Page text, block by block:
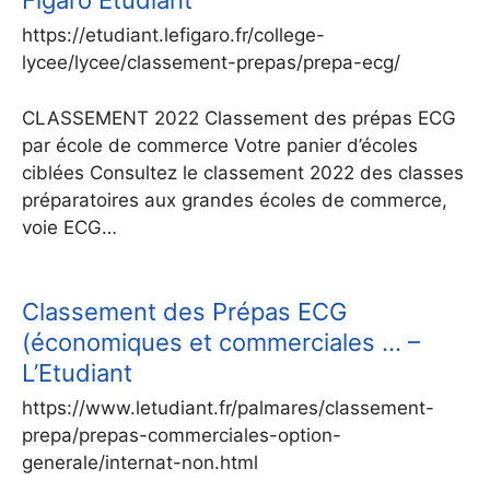
https://etudiant.lefigaro.fr/college-
lycee/lycee/classement-prepas/prepa-ecg/
CLASSEMENT 2022 Classement des prépas ECG
par école de commerce Votre panier d’écoles
ciblées Consultez le classement 2022 des classes
préparatoires aux grandes écoles de commerce,
voie ECG…
Classement des Prépas ECG
(économiques et commerciales … –
L’Etudiant
https://www.letudiant.fr/palmares/classement-
prepa/prepas-commerciales-option-
generale/internat-non.html